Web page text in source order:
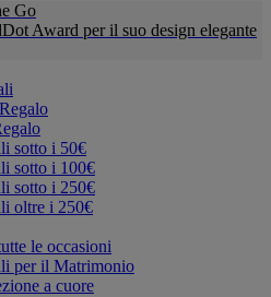
Go
Award per il suo design elegante
sotto i 50€
sotto i 100€
sotto i 250€
oltre i 250€
le occasioni
per il Matrimonio
a cuore